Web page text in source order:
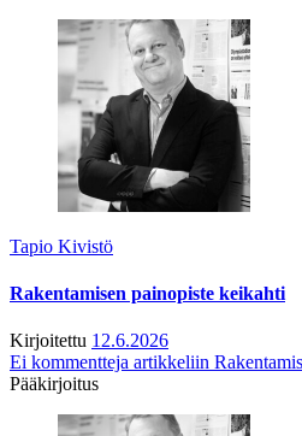
Tapio Kivistö
Rakentamisen painopiste keikahti
Kirjoitettu 12.6.2026
Ei kommentteja artikkeliin
Pääkirjoitus